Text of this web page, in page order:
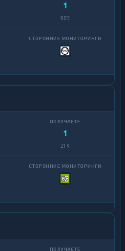
1
983
1
21 K